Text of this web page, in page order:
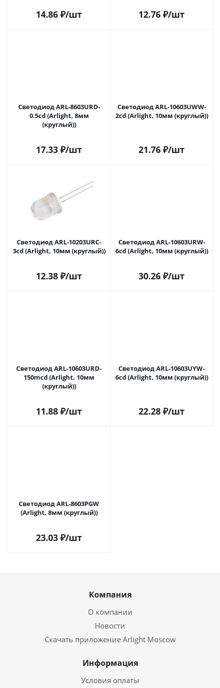
14.86 ₽/шт 12.76 ₽/шт
Светодиод ARL-8603URD-
0.5cd (Arlight, 8мм
(круглый))
17.33 ₽/шт
Светодиод ARL-10603UWW-
2cd (Arlight, 10мм (круглый))
21.76 ₽/шт
Светодиод ARL-10203URC-
3cd (Arlight, 10мм (круглый))
12.38 ₽/шт
Светодиод ARL-10603URW-
6cd (Arlight, 10мм (круглый))
30.26 ₽/шт
Светодиод ARL-10603URD-
150mcd (Arlight, 10мм
(круглый))
11.88 ₽/шт
Светодиод ARL-10603UYW-
6cd (Arlight, 10мм (круглый))
22.28 ₽/шт
Светодиод ARL-8603PGW
(Arlight, 8мм (круглый))
23.03 ₽/шт
Компания
О компании
Новости
Скачать приложение Arlight Moscow
Информация
Условия оплаты